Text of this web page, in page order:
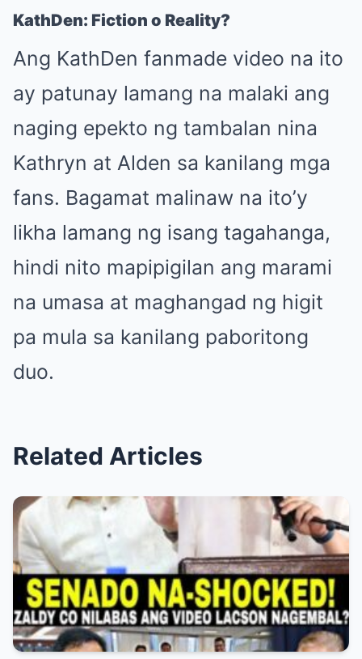
KathDen: Fiction o Reality?
Ang KathDen fanmade video na ito
ay patunay lamang na malaki ang
naging epekto ng tambalan nina
Kathryn at Alden sa kanilang mga
fans. Bagamat malinaw na ito’y
likha lamang ng isang tagahanga,
hindi nito mapipigilan ang marami
na umasa at maghangad ng higit
pa mula sa kanilang paboritong
duo.
Related Articles